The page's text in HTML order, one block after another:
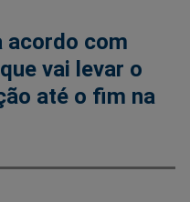
acordo com
vai levar o
até o fim na